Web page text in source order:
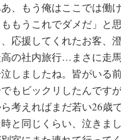
、もう俺はここでは働
もうこれでダメだ」と
応援してくれたお客、
の社内旅行…まさに走
しましたね。皆がいる
もビックリしたんです
考えればまだ若い26歳
と同じくらい、泣きまし